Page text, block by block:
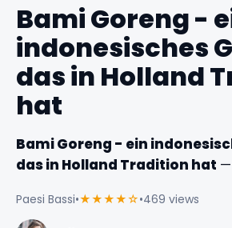
Bami Goreng -
indonesisches
das in Holland
hat
Bami Goreng - ein
das in Holland Tradition hat
Paesi Bassi•★★★★☆•469 views